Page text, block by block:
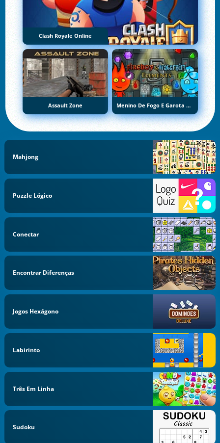
Clash Royale Online
Assault Zone Menino De Fogo E Garota De Água 5: Elementos
Mahjong
Puzzle Lógico
Conectar
Encontrar Diferenças
Jogos Hexágono
Labirinto
Três Em Linha
Sudoku